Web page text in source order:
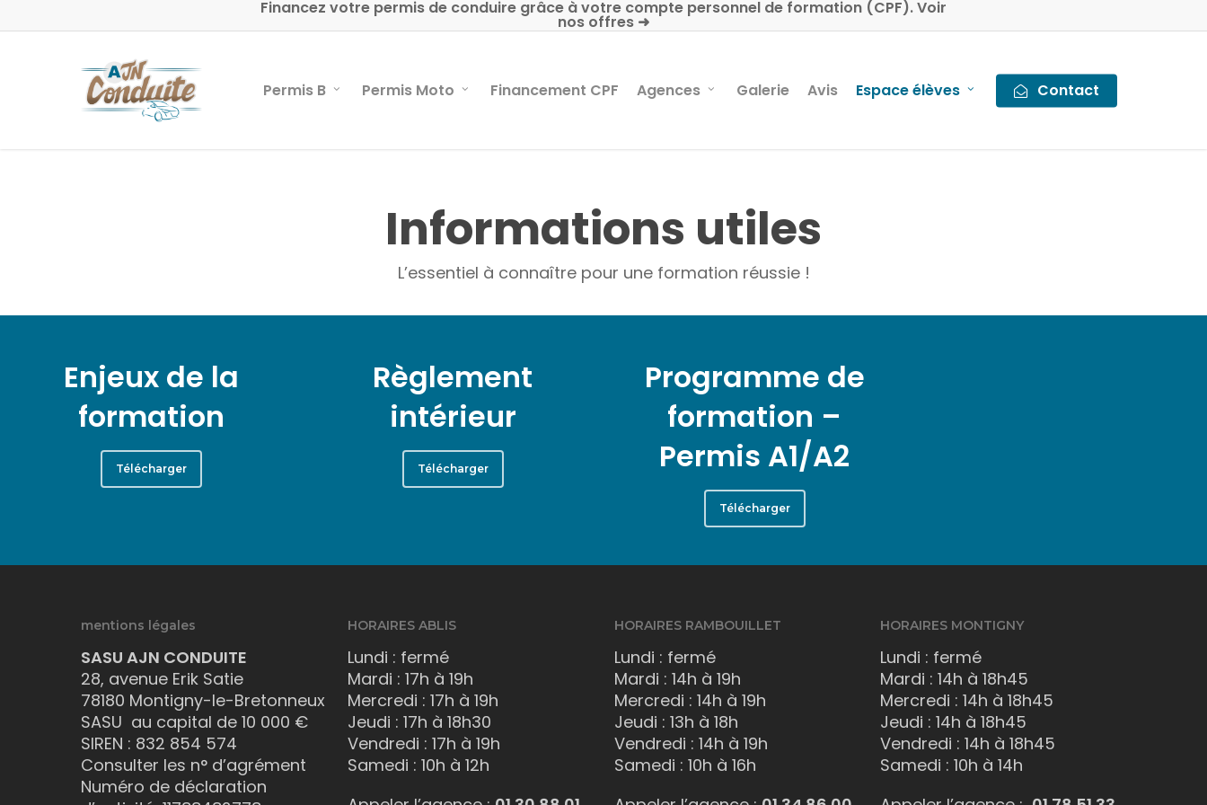
to
Financez votre permis de conduire grâce à votre compte personnel de formation (CPF). Voir
nos offres ➜
Permis B Permis Moto Financement CPF Agences Galerie Avis Espace élèves Contact
Informations utiles
L’essentiel à connaître pour une formation réussie !
Enjeux de la
formation
Télécharger
Règlement
intérieur
Télécharger
Programme de
formation –
Permis A1/A2
Télécharger
mentions légales
SASU AJN CONDUITE
28, avenue Erik Satie
78180 Montigny-le-Bretonneux
SASU au capital de 10 000 €
SIREN : 832 854 574
Consulter les n° d’agrément
Numéro de déclaration
HORAIRES ABLIS
Lundi : fermé
Mardi : 17h à 19h
Mercredi : 17h à 19h
Jeudi : 17h à 18h30
Vendredi : 17h à 19h
Samedi : 10h à 12h
HORAIRES RAMBOUILLET
Lundi : fermé
Mardi : 14h à 19h
Mercredi : 14h à 19h
Jeudi : 13h à 18h
Vendredi : 14h à 19h
Samedi : 10h à 16h
HORAIRES MONTIGNY
Lundi : fermé
Mardi : 14h à 18h45
Mercredi : 14h à 18h45
Jeudi : 14h à 18h45
Vendredi : 14h à 18h45
Samedi : 10h à 14h